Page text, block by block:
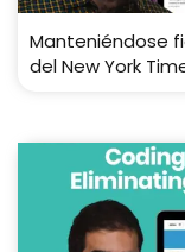
Manteniéndose
del New York